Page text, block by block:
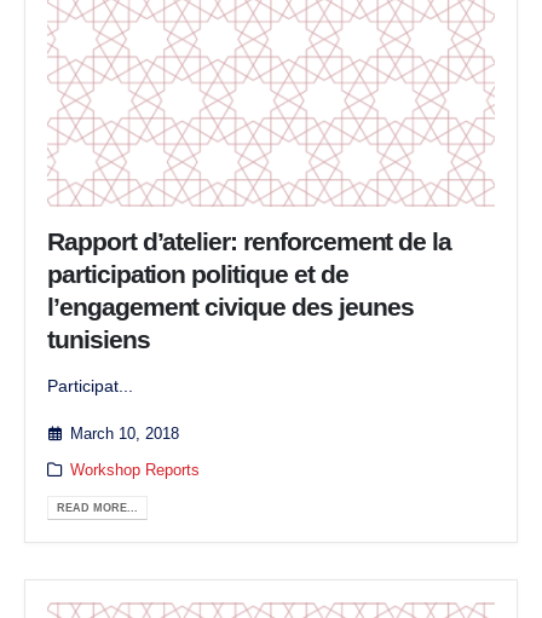
Rapport d’atelier: renforcement de la
participation politique et de
l’engagement civique des jeunes
tunisiens
Participat...
March 10, 2018
Workshop Reports
READ MORE...